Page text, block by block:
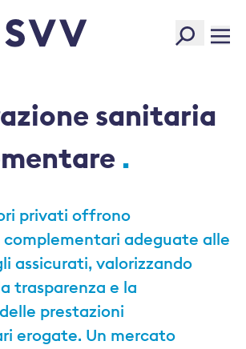
sanitaria
privati offrono
complementari adeguate alle
assicurati, valorizzando
trasparenza e la
prestazioni
erogate. Un mercato